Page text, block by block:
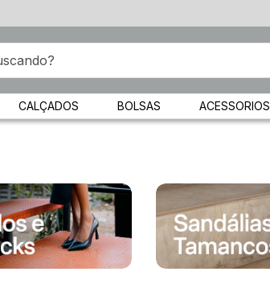
CALÇADOS BOLSAS ACESSORIOS